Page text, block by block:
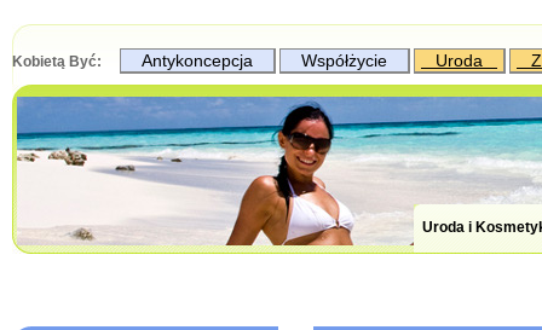
Kobietą Być: Antykoncepcja Współżycie Uroda
Uroda i